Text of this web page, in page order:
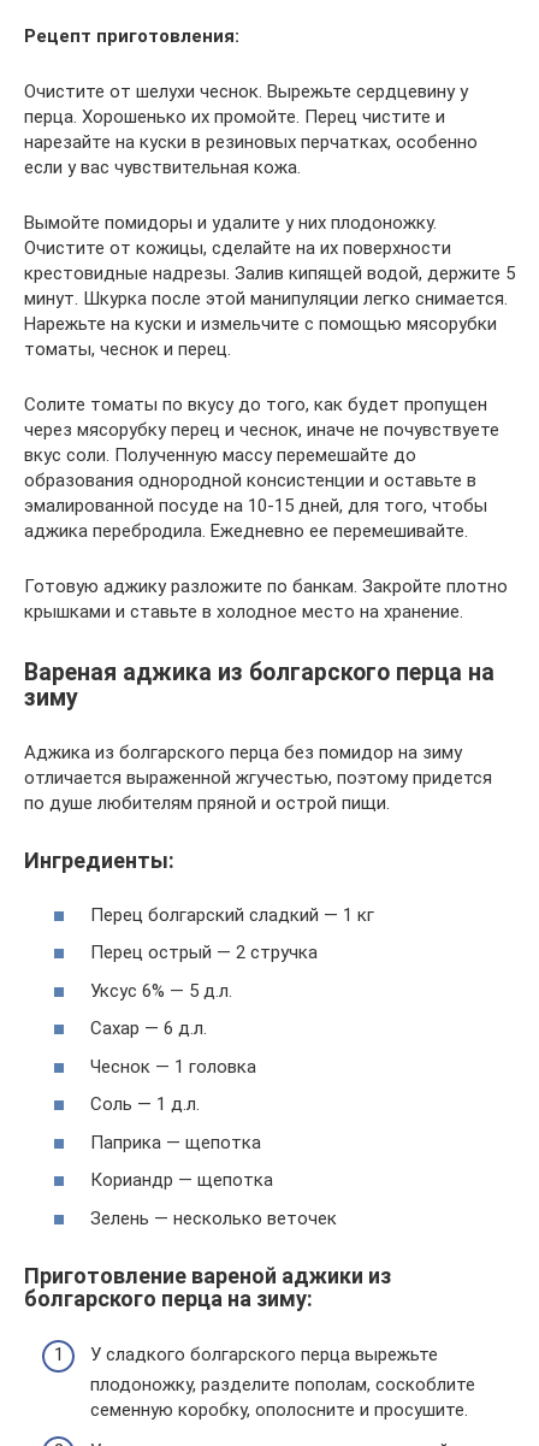
Рецепт приготовления:
Очистите от шелухи чеснок. Вырежьте сердцевину у
перца. Хорошенько их промойте. Перец чистите и
нарезайте на куски в резиновых перчатках, особенно
если у вас чувствительная кожа.
Вымойте помидоры и удалите у них плодоножку.
Очистите от кожицы, сделайте на их поверхности
крестовидные надрезы. Залив кипящей водой, держите 5
минут. Шкурка после этой манипуляции легко снимается.
Нарежьте на куски и измельчите с помощью мясорубки
томаты, чеснок и перец.
Солите томаты по вкусу до того, как будет пропущен
через мясорубку перец и чеснок, иначе не почувствуете
вкус соли. Полученную массу перемешайте до
образования однородной консистенции и оставьте в
эмалированной посуде на 10-15 дней, для того, чтобы
аджика перебродила. Ежедневно ее перемешивайте.
Готовую аджику разложите по банкам. Закройте плотно
крышками и ставьте в холодное место на хранение.
Вареная аджика из болгарского перца на
зиму
Аджика из болгарского перца без помидор на зиму
отличается выраженной жгучестью, поэтому придется
по душе любителям пряной и острой пищи.
Ингредиенты:
Перец болгарский сладкий — 1 кг
Перец острый — 2 стручка
Уксус 6% — 5 д.л.
Сахар — 6 д.л.
Чеснок — 1 головка
Соль — 1 д.л.
Паприка — щепотка
Кориандр — щепотка
Зелень — несколько веточек
Приготовление вареной аджики из
болгарского перца на зиму:
У сладкого болгарского перца вырежьте
плодоножку, разделите пополам, соскоблите
семенную коробку, ополосните и просушите.